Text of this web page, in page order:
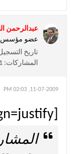
عبدالرحمن
عضو مؤسس،
تاريخ
المشاركات:
11-07-2009, 02:03 PM